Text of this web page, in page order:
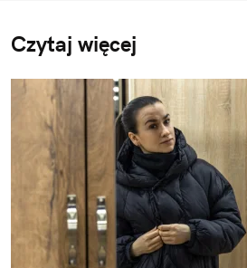
Czytaj więcej